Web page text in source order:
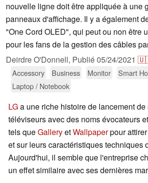
nouvelle ligne doit être appliquée à une
panneaux d'affichage. Il y a également
"One Cord OLED", qui peut ou non être
pour les fans de la gestion des câbles
Deirdre O'Donnell, Publié05/24/2021
Accessory Business Monitor
Smart
Laptop / Notebook
LGa une riche histoire de lancement
téléviseurs avec des noms évocateurs
tels queGalleryetWallpaperpour
et sur leurs caractéristiques techniques
Aujourd'hui, il semble que l'entreprise
un effet similaire avec ses dernières